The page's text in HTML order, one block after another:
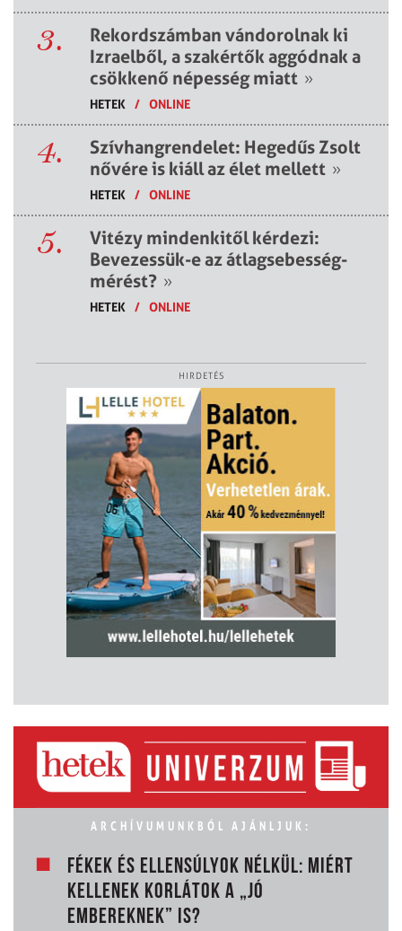
3.
Rekordszámban vándorolnak ki
Izraelből, a szakértők aggódnak a
csökkenő népesség miatt »
HETEK / ONLINE
4.
Szívhangrendelet: Hegedűs Zsolt
nővére is kiáll az élet mellett »
HETEK / ONLINE
5.
Vitézy mindenkitől kérdezi:
Bevezessük-e az átlagsebesség-
mérést? »
HETEK / ONLINE
HIRDETÉS
ARCHÍVUMUNKBÓL AJÁNLJUK:
FÉKEK ÉS ELLENSÚLYOK NÉLKÜL: MIÉRT
KELLENEK KORLÁTOK A „JÓ
EMBEREKNEK” IS?